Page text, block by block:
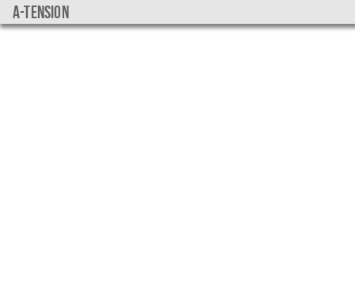
a-tension